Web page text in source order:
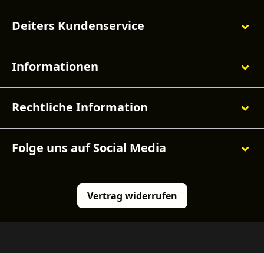
Deiters Kundenservice
Informationen
Rechtliche Information
Folge uns auf Social Media
Vertrag widerrufen